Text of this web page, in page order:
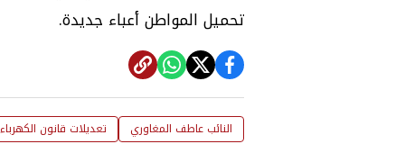
تحميل المواطن أعباء جديدة.
النائب عاطف المغاوري تعديلات قانون الكهرباء